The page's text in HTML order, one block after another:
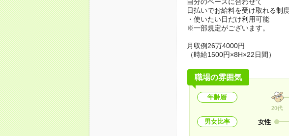
日払いでお給料を受け取れる制度
・使いたい日だけ利用可能
※一部規定がございます。
月収例26万4000円
（時給1500円×8H×22日間）
職場の雰囲気
年齢層
20代
男女比率 女性